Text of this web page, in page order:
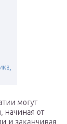
могут
начиная от
и заканчивая